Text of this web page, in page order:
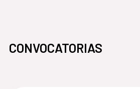
CONVOCATORIAS